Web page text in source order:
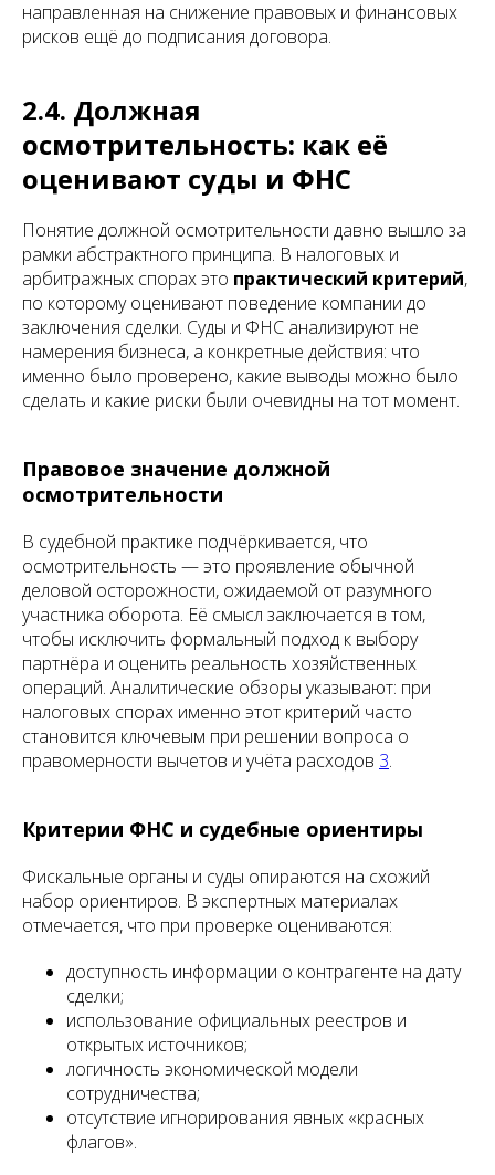
направленная на снижение правовых и финансовых
рисков ещё до подписания договора.
2.4. Должная
осмотрительность: как её
оценивают суды и ФНС
Понятие должной осмотрительности давно вышло за
рамки абстрактного принципа. В налоговых и
арбитражных спорах это практический критерий,
по которому оценивают поведение компании до
заключения сделки. Суды и ФНС анализируют не
намерения бизнеса, а конкретные действия: что
именно было проверено, какие выводы можно было
сделать и какие риски были очевидны на тот момент.
Правовое значение должной
осмотрительности
В судебной практике подчёркивается, что
осмотрительность — это проявление обычной
деловой осторожности, ожидаемой от разумного
участника оборота. Её смысл заключается в том,
чтобы исключить формальный подход к выбору
партнёра и оценить реальность хозяйственных
операций. Аналитические обзоры указывают: при
налоговых спорах именно этот критерий часто
становится ключевым при решении вопроса о
правомерности вычетов и учёта расходов 3.
Критерии ФНС и судебные ориентиры
Фискальные органы и суды опираются на схожий
набор ориентиров. В экспертных материалах
отмечается, что при проверке оцениваются:
доступность информации о контрагенте на дату
сделки;
использование официальных реестров и
открытых источников;
логичность экономической модели
сотрудничества;
отсутствие игнорирования явных «красных
флагов».